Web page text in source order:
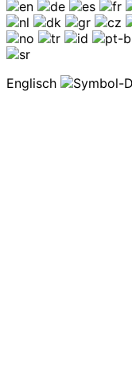
Englisch